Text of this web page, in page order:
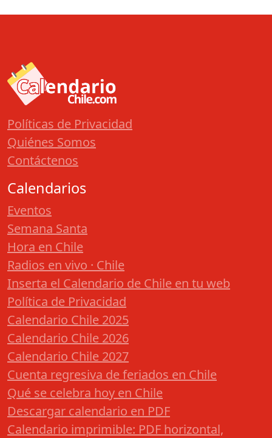
Políticas de Privacidad
Quiénes Somos
Contáctenos
Calendarios
Eventos
Semana Santa
Hora en Chile
Radios en vivo · Chile
Inserta el Calendario de Chile en tu web
Política de Privacidad
Calendario Chile 2025
Calendario Chile 2026
Calendario Chile 2027
Cuenta regresiva de feriados en Chile
Qué se celebra hoy en Chile
Descargar calendario en PDF
Calendario imprimible: PDF horizontal,